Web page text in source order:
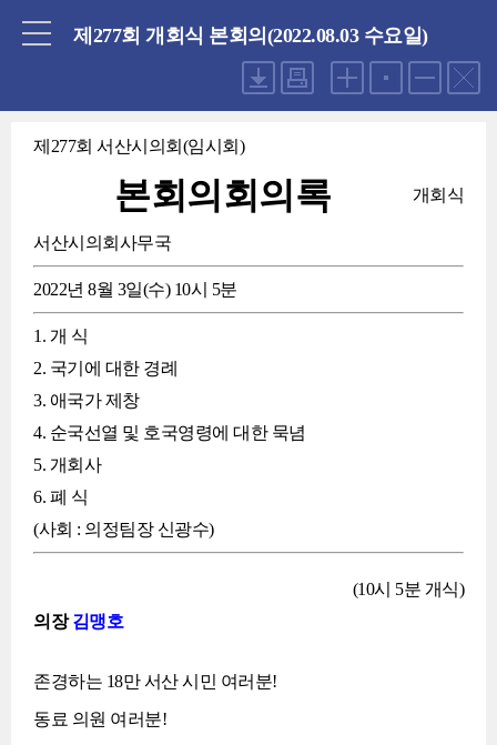
제277회 개회식 본회의(2022.08.03 수요일)
제277회 서산시의회(임시회)
본회의회의록 개회식
서산시의회사무국
2022년 8월 3일(수) 10시 5분
1. 개 식
2. 국기에 대한 경례
3. 애국가 제창
4. 순국선열 및 호국영령에 대한 묵념
5. 개회사
6. 폐 식
(사회 : 의정팀장 신광수)
(10시 5분 개식)
의장김맹호
존경하는 18만 서산 시민 여러분!
동료 의원 여러분!